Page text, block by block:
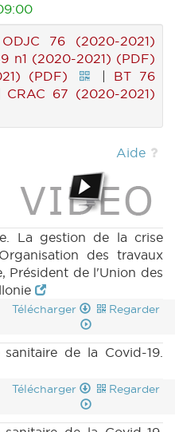
ODJC 76 (2020-2021)
n1 (2020-2021) (PDF)
(PDF) | BT 76
CRAC 67 (2020-2021)
Aide
La gestion de la crise
des travaux
Président de l'Union des
Télécharger Regarder
de la Covid-19.
Télécharger Regarder